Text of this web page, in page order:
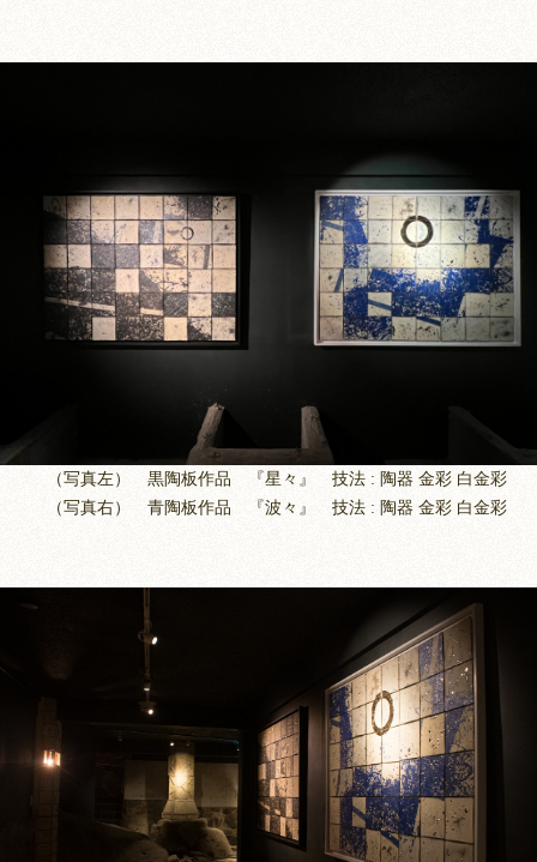
（写真左） 黒陶板作品 『星々』 技法 : 陶器 金彩 白金彩
（写真右） 青陶板作品 『波々』 技法 : 陶器 金彩 白金彩